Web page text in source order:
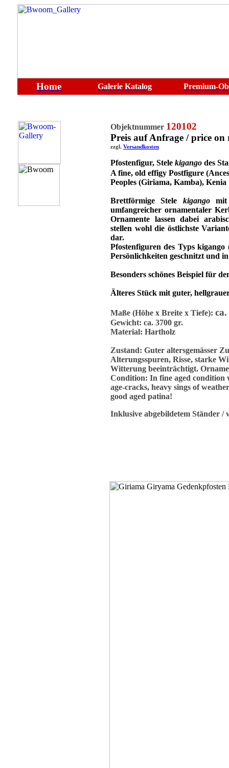
Home Galerie Katalog Premium-
Objektnummer 120102
Preis auf Anfrage / price on
zzgl. Versandkosten
Pfostenfigur, Stele kigango des
A fine, old effigy Postfigure
Peoples (Giriama, Kamba), Kenia
Brettförmige Stele kigangomit
umfangreicher ornamentaler
Ornamente lassen dabei
stellen wohl die östlichste
dar.
Pfostenfiguren des Typs
Persönlichkeiten geschnitzt und
Besonders schönes Beispiel für
Älteres Stück mit guter,
Maße (Höhe x Breite x Tiefe):
Gewicht: ca. 3700 gr.
Material: Hartholz
Zustand: Guter altersgemässer
Alterungsspuren, Risse, starke
Witterung beeinträchtigt.
Condition: In fine aged condition
age-cracks, heavy sings of
good aged patina!
Inklusive abgebildetem Ständer /